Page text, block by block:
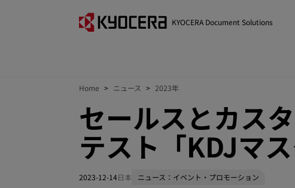
KYOCERA Document Solutions
Home ニュース 2023年
セールスとカス
テスト「KDJマ
2023-12-14日本 ニュース：イベント・プロモーション